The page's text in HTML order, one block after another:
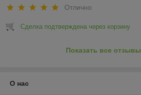
Отлично
Сделка подтверждена через корзину
Показать все отзывы
О нас